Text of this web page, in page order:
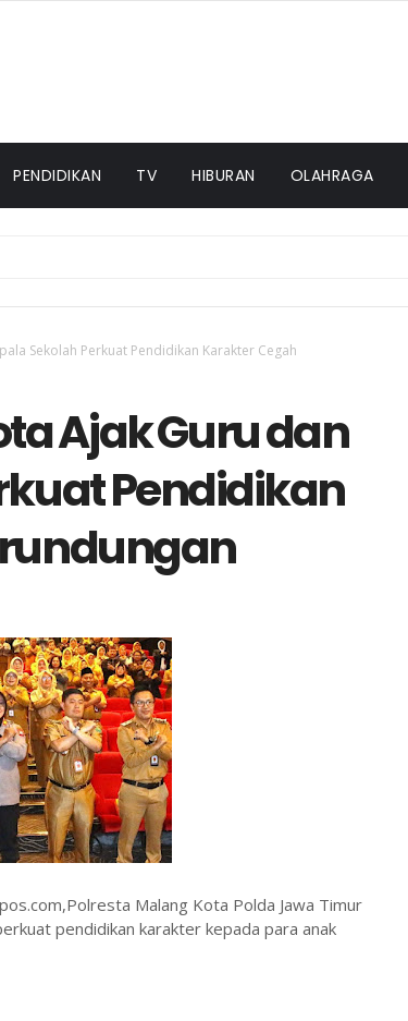
PENDIDIKAN TV HIBURAN OLAHRAGA
Sekolah Perkuat Pendidikan Karakter Cegah
Ajak Guru dan
Pendidikan
Malang Kota Polda Jawa Timur
pendidikan karakter kepada para anak